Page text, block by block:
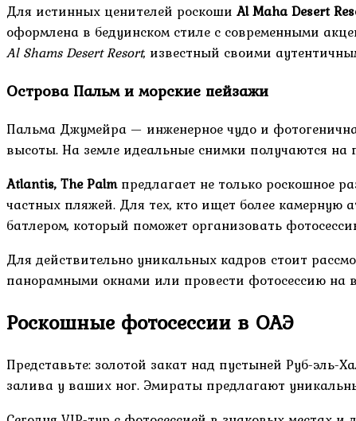
Для истинных ценителей роскоши Al Maha Desert
оформлена в бедуинском стиле с современными
Al Shams Desert Resort, известный своими
Острова Пальм и морские пейзажи
Пальма Джумейра — инженерное чудо и
высоты. На земле идеальные снимки получаются
Atlantis, The Palmпредлагает не только роскошное
частных пляжей. Для тех, кто ищет более камерную
батлером, который поможет организовать
Для действительно уникальных кадров стоит
панорамными окнами или провести фотосессию на
Роскошные фотосессии в ОАЭ
Представьте: золотой закат над пустыней Руб-
залива у ваших ног. Эмираты предлагают